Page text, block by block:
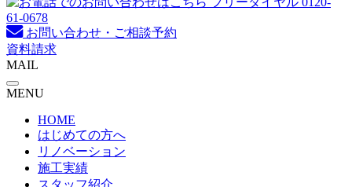
ス
キ
ッ
プ
お問い合わせ・ご相談予約
資料請求
MAIL
MENU
HOME
はじめての方へ
リノベーション
施工実績
スタッフ紹介